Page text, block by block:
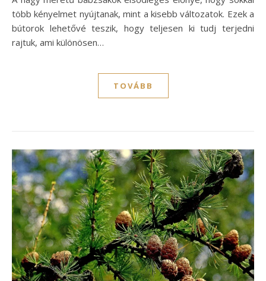
több kényelmet nyújtanak, mint a kisebb változatok. Ezek a
bútorok lehetővé teszik, hogy teljesen ki tudj terjedni
rajtuk, ami különösen…
TOVÁBB